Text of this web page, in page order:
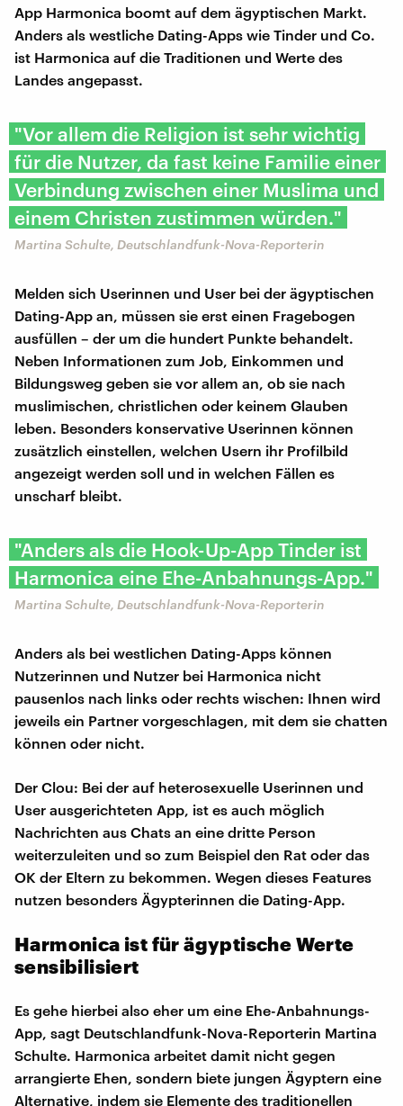
App Harmonica boomt auf dem ägyptischen Markt.
Anders als westliche Dating-Apps wie Tinder und Co.
ist Harmonica auf die Traditionen und Werte des
Landes angepasst.
"Vor allem die Religion ist sehr wichtig
für die Nutzer, da fast keine Familie einer
Verbindung zwischen einer Muslima und
einem Christen zustimmen würden."
Martina Schulte, Deutschlandfunk-Nova-Reporterin
Melden sich Userinnen und User bei der ägyptischen
Dating-App an, müssen sie erst einen Fragebogen
ausfüllen – der um die hundert Punkte behandelt.
Neben Informationen zum Job, Einkommen und
Bildungsweg geben sie vor allem an, ob sie nach
muslimischen, christlichen oder keinem Glauben
leben. Besonders konservative Userinnen können
zusätzlich einstellen, welchen Usern ihr Profilbild
angezeigt werden soll und in welchen Fällen es
unscharf bleibt.
"Anders als die Hook-Up-App Tinder ist
Harmonica eine Ehe-Anbahnungs-App."
Martina Schulte, Deutschlandfunk-Nova-Reporterin
Anders als bei westlichen Dating-Apps können
Nutzerinnen und Nutzer bei Harmonica nicht
pausenlos nach links oder rechts wischen: Ihnen wird
jeweils ein Partner vorgeschlagen, mit dem sie chatten
können oder nicht.
Der Clou: Bei der auf heterosexuelle Userinnen und
User ausgerichteten App, ist es auch möglich
Nachrichten aus Chats an eine dritte Person
weiterzuleiten und so zum Beispiel den Rat oder das
OK der Eltern zu bekommen. Wegen dieses Features
nutzen besonders Ägypterinnen die Dating-App.
Harmonica ist für ägyptische Werte
sensibilisiert
Es gehe hierbei also eher um eine Ehe-Anbahnungs-
App, sagt Deutschlandfunk-Nova-Reporterin Martina
Schulte. Harmonica arbeitet damit nicht gegen
arrangierte Ehen, sondern biete jungen Ägyptern eine
Alternative, indem sie Elemente des traditionellen